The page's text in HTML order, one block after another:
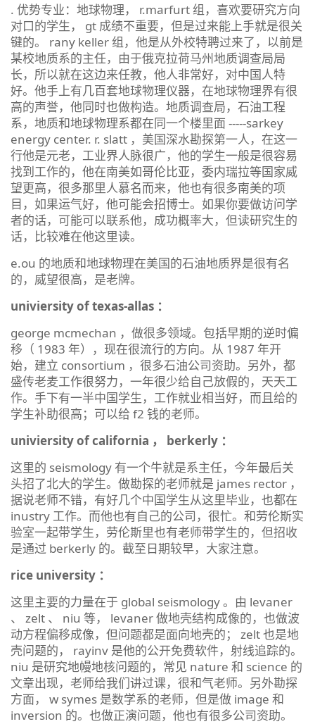
. 优势专业：地球物理， r.marfurt 组，喜欢要研究方向
对口的学生， gt 成绩不重要，但是过来能上手就是很关
键的。 rany keller 组，他是从外校特聘过来了，以前是
某校地质系的主任，由于俄克拉荷马州地质调查局局
长，所以就在这边来任教，他人非常好，对中国人特
好。他手上有几百套地球物理仪器，在地球物理界有很
高的声誉，他同时也做构造。地质调查局，石油工程
系，地质和地球物理系都在同一个楼里面 -----sarkey
energy center. r. slatt ，美国深水勘探第一人，在这一
行他是元老，工业界人脉很广，他的学生一般是很容易
找到工作的，他在南美如哥伦比亚，委内瑞拉等国家威
望更高，很多那里人慕名而来，他也有很多南美的项
目，如果运气好，他可能会招博士。如果你要做访问学
者的话，可能可以联系他，成功概率大，但读研究生的
话，比较难在他这里读。
e.ou 的地质和地球物理在美国的石油地质界是很有名
的，威望很高，是老牌。
univiersity of texas-allas ：
george mcmechan ，做很多领域。包括早期的逆时偏
移（ 1983 年），现在很流行的方向。从 1987 年开
始，建立 consortium ，很多石油公司资助。另外，都
盛传老麦工作很努力，一年很少给自己放假的，天天工
作。手下有一半中国学生，工作就业相当好，而且给的
学生补助很高；可以给 f2 钱的老师。
univiersity of california ， berkerly ：
这里的 seismology 有一个牛就是系主任，今年最后关
头招了北大的学生。做勘探的老师就是 james rector ，
据说老师不错，有好几个中国学生从这里毕业，也都在
inustry 工作。而他也有自己的公司，很忙。和劳伦斯实
验室一起带学生，劳伦斯里也有老师带学生的，但招收
是通过 berkerly 的。截至日期较早，大家注意。
rice university ：
这里主要的力量在于 global seismology 。由 levaner
、 zelt 、 niu 等， levaner 做地壳结构成像的，也做波
动方程偏移成像，但问题都是面向地壳的； zelt 也是地
壳问题的， rayinv 是他的公开免费软件，射线追踪的。
niu 是研究地幔地核问题的，常见 nature 和 science 的
文章出现，老师给我们讲过课，很和气老师。另外勘探
方面， w symes 是数学系的老师，但是做 image 和
inversion 的。也做正演问题，他也有很多公司资助。